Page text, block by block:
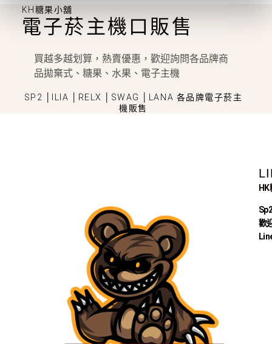
KH糖果小舖
電子菸主機口販售
買越多越划算，熱賣優惠，歡迎詢問各品牌商
品拋棄式、糖果、水果、電子主機
SP2 │ILIA │RELX │SWAG │LANA 各品牌電子菸主
機販售
HK
歡